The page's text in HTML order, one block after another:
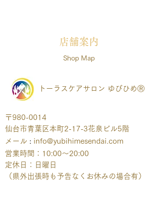
店舗案内
Shop Map
トーラスケアサロン ゆびひめⓇ
〒980-0014
仙台市青葉区本町2-17-3花泉ビル5階
メール ​： info@yubihimesendai.com
営業時間：10:00～20:00
定休日：日曜日
（県外出張時も予告なくお休みの場合有）